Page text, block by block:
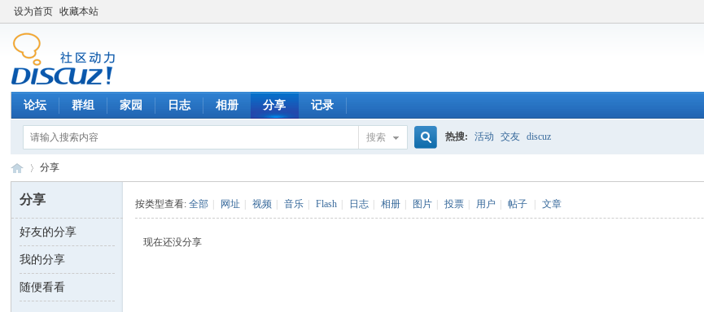
设为首页 收藏本站
论坛 群组 家园 日志 相册 分享 记录
搜索 热搜: 活动 交友 discuz
数 ›
分享
分享
好友的分享
我的分享
随便看看
按类型查看:全部 网址 视频 音乐 Flash 日志 相册 图片 投票 用户 帖子 文章
现在还没分享